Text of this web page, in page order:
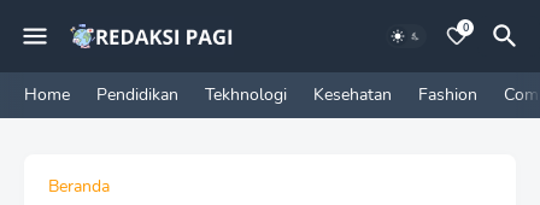
0
Home Pendidikan Tekhnologi Kesehatan Fashion
Beranda